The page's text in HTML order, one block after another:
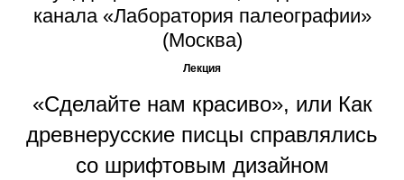
канала «Лаборатория палеографии»
(Москва)
Лекция
«Сделайте нам красиво», или Как
древнерусские писцы справлялись
со шрифтовым дизайном